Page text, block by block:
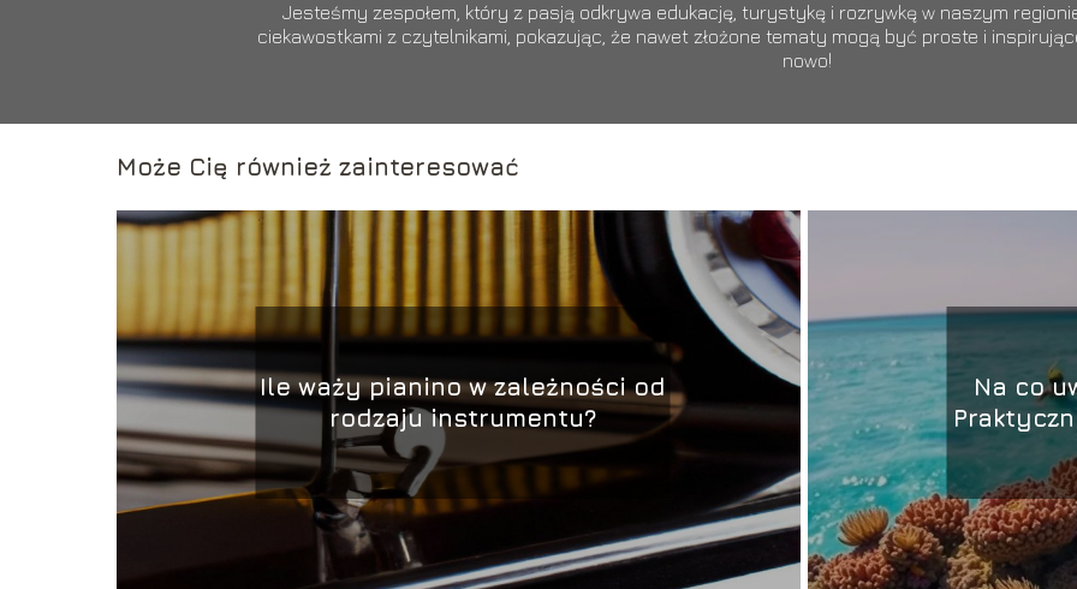
Jesteśmy zespołem, który z pasją odkrywa edukację, turystykę i rozrywkę w naszym
ciekawostkami z czytelnikami, pokazując, że nawet złożone tematy mogą być proste i
nowo!
Może Cię również zainteresować
Ile waży pianino w zależności od
rodzaju instrumentu?
Na co